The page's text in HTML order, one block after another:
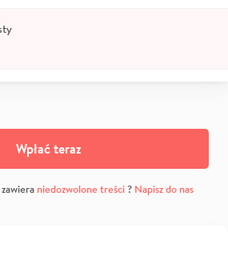
Wpłać teraz
niedozwolone treści? Napisz do nas